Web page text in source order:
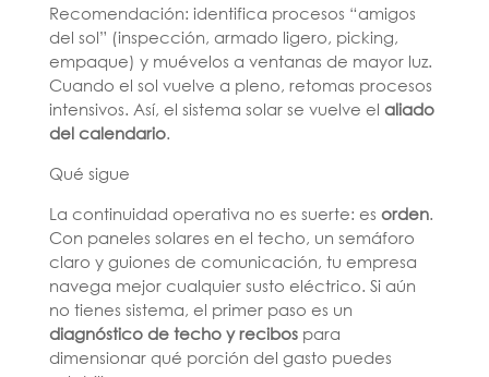
Recomendación: identifica procesos “amigos
del sol” (inspección, armado ligero, picking,
empaque) y muévelos a ventanas de mayor luz.
Cuando el sol vuelve a pleno, retomas procesos
intensivos. Así, el sistema solar se vuelve el aliado
del calendario.
Qué sigue
La continuidad operativa no es suerte: es orden.
Con paneles solares en el techo, un semáforo
claro y guiones de comunicación, tu empresa
navega mejor cualquier susto eléctrico. Si aún
no tienes sistema, el primer paso es un
diagnóstico de techo y recibospara
dimensionar qué porción del gasto puedes